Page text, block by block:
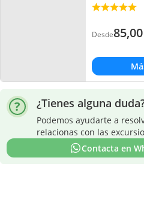
Desde
¿Tienes alguna
Podemos ayudarte a
relacionas con las
Contacta en